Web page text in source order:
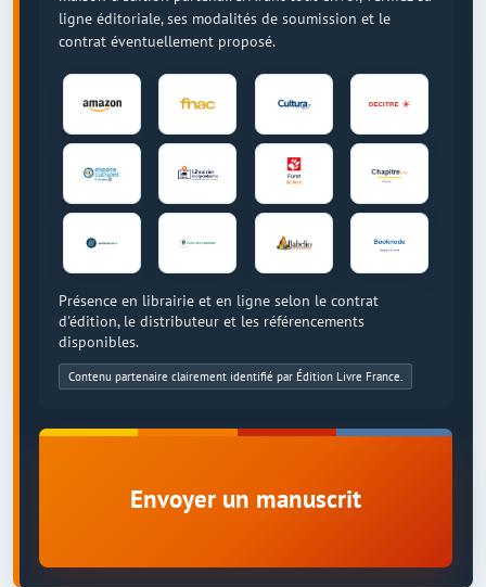
ligne éditoriale, ses modalités de soumission et le
contrat éventuellement proposé.
Présence en librairie et en ligne selon le contrat
d'édition, le distributeur et les référencements
disponibles.
Contenu partenaire clairement identifié par Édition Livre France.
Envoyer un manuscrit